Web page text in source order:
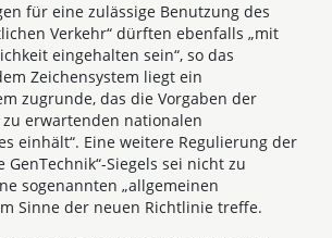
für eine zulässige Benutzung des
Verkehr“ dürften ebenfalls „mit
eingehalten sein“, so das
Zeichensystem liegt ein
zugrunde, das die Vorgaben der
zu erwartenden nationalen
einhält“. Eine weitere Regulierung der
GenTechnik“-Siegels sei nicht zu
sogenannten „allgemeinen
Sinne der neuen Richtlinie treffe.